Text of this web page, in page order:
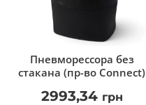
Пневморессора без
стакана (пр-во Connect)
2993,34 грн